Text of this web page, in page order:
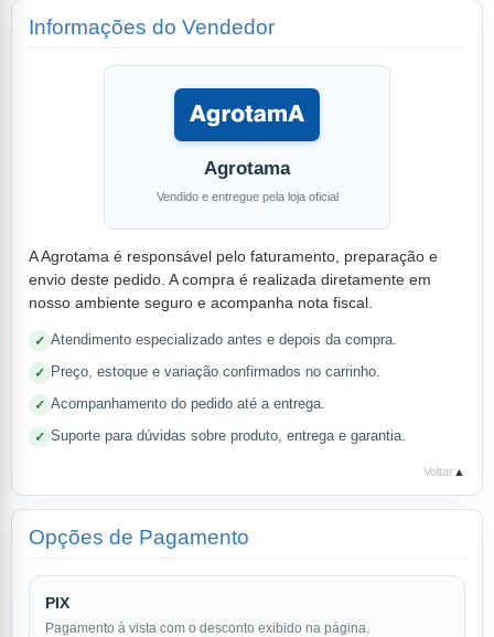
Informações do Vendedor
Agrotama
Vendido e entregue pela loja oficial
A Agrotama é responsável pelo faturamento, preparação e
envio deste pedido. A compra é realizada diretamente em
nosso ambiente seguro e acompanha nota fiscal.
Atendimento especializado antes e depois da compra.
Preço, estoque e variação confirmados no carrinho.
Acompanhamento do pedido até a entrega.
Suporte para dúvidas sobre produto, entrega e garantia.
Voltar ▲
Opções de Pagamento
PIX
Pagamento à vista com o desconto exibido na página.